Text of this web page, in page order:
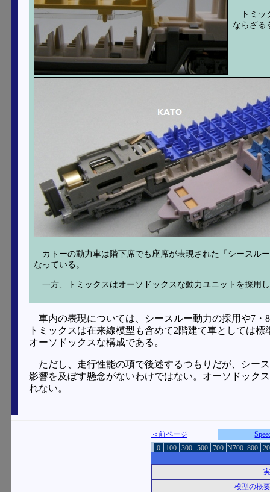
トミ
ならざる
カトーの動力車は階下席でも座席が表現された「シースル
なっている。
一方、トミックスはオーソドックスな動力ユニットを採用
車内の表現については、シースルー動力の採用や7
トミックスは在来線模型も含めて2階建て車としては
オーソドックスな構成である。
ただし、走行性能の項で後述するつもりだが、シー
影響を及ぼす懸念がないわけではない。オーソドック
れない。
＜前ページ
0
100 300 500 700 N700 800
模型の概